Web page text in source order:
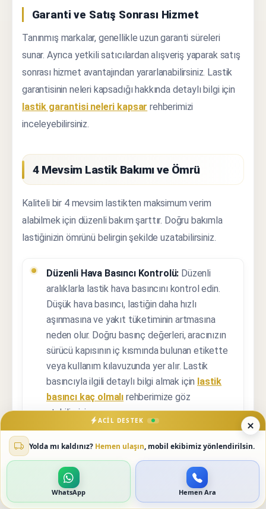
Garanti ve Satış Sonrası Hizmet
Tanınmış markalar, genellikle uzun garanti süreleri
sunar. Ayrıca yetkili satıcılardan alışveriş yaparak satış
sonrası hizmet avantajından yararlanabilirsiniz. Lastik
garantisinin neleri kapsadığı hakkında detaylı bilgi için
lastik garantisi neleri kapsar rehberimizi
inceleyebilirsiniz.
4 Mevsim Lastik Bakımı ve Ömrü
Kaliteli bir 4 mevsim lastikten maksimum verim
alabilmek için düzenli bakım şarttır. Doğru bakımla
lastiğinizin ömrünü belirgin şekilde uzatabilirsiniz.
Düzenli Hava Basıncı Kontrolü: Düzenli
aralıklarla lastik hava basıncını kontrol edin.
Düşük hava basıncı, lastiğin daha hızlı
aşınmasına ve yakıt tüketiminin artmasına
neden olur. Doğru basınç değerleri, aracınızın
sürücü kapısının iç kısmında bulunan etikette
veya kullanım kılavuzunda yer alır. Lastik
basıncıyla ilgili detaylı bilgi almak için lastik
basıncı kaç olmalı rehberimize göz
atabilirsiniz.
Rotasyon (Yer Değiştirme):Belirli kilometre
aralıklarında lastiklerin yer değiştirilmesi
(rotasyon), düzgün aşınmayı sağlar ve ömrü
uzatır. Ön lastikler genellikle arka lastiklerden
daha hızlı aşındığı için bu işlem önemlidir.
ACIL DESTEK
Yolda mı kaldınız? Hemen ulaşın, mobil ekibimiz yönlendirilsin.
WhatsApp Hemen Ara